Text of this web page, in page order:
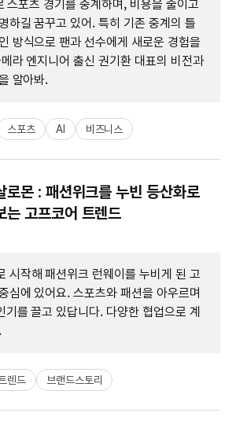
스포츠 경기를 중계하며, 비용을 줄이고
하길 꿈꾸고 있어. 특히 기존 중계의 틀
방식으로 팬과 선수에게 새로운 경험을
라 엔지니어 출신 권기환 대표의 비전과
알아봐.
스포츠 AI 비즈니스
로몬 : 패션위크를 누빈 등산화로
는 고프코어 트렌드
시작해 패션위크 런웨이를 누비게 된 고
심에 있어요. 스포츠와 패션을 아우르며
를 끌고 있답니다. 다양한 협업으로 계
트렌드 브랜드스토리